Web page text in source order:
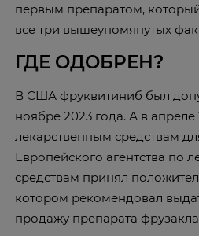
первым препаратом,
все три вышеупомянутых
ГДЕ ОДОБРЕН?
В США фруквитиниб был
ноябре 2023 года. А в
лекарственным средствам
Европейского агентства по
средствам принял
котором рекомендовал
продажу препарата